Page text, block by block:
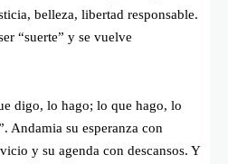
belleza, libertad responsable.
“suerte” y se vuelve
digo, lo hago; lo que hago, lo
Andamia su esperanza con
y su agenda con descansos. Y